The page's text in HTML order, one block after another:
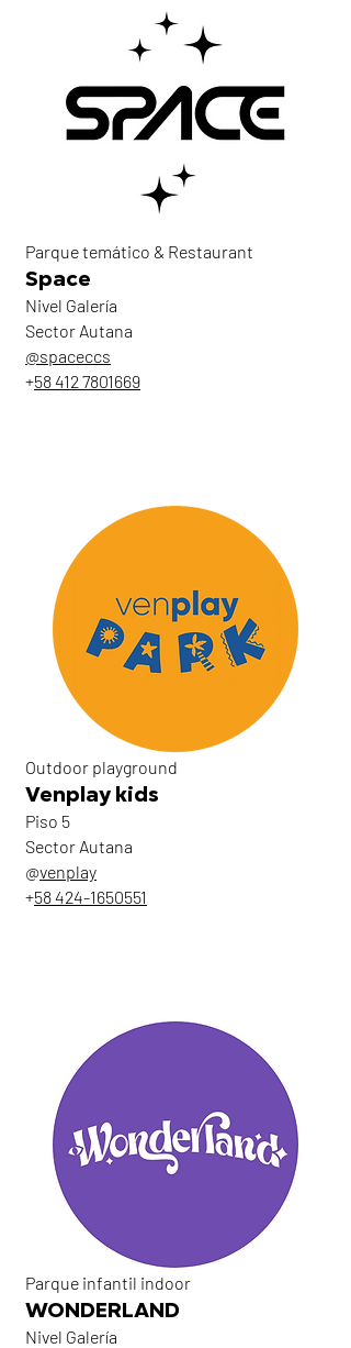
Parque temático & Restaurant
Space
Nivel Galería
Sector Autana
@spaceccs
+58 412 7801669
Outdoor playground
Venplay kids
Piso 5
Sector Autana
@venplay
+58 424-1650551
Parque infantil indoor
WONDERLAND
Nivel Galería